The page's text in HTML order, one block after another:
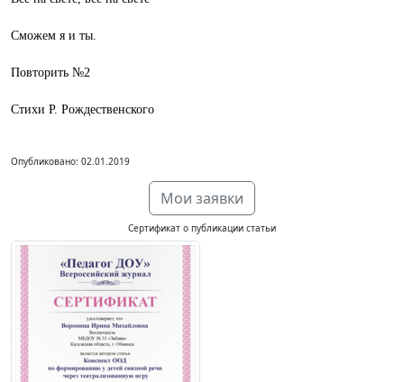
Сможем я и ты.
Повторить №2
Стихи Р. Рождественского
Опубликовано: 02.01.2019
Мои заявки
Сертификат о публикации статьи